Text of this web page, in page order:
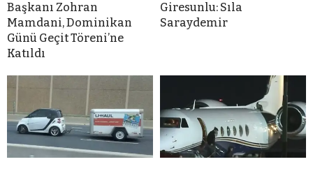
Başkanı Zohran
Mamdani, Dominikan
Günü Geçit Töreni’ne
Katıldı
Giresunlu: Sıla
Saraydemir